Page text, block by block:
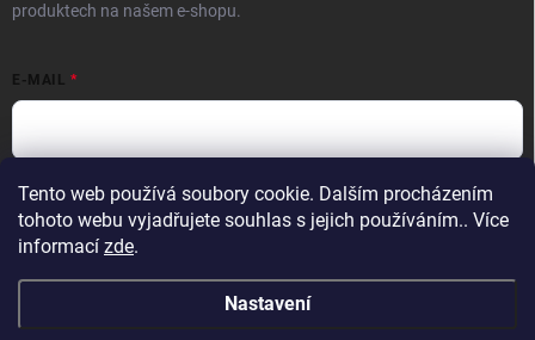
Tento web používá soubory cookie. Dalším procházením
tohoto webu vyjadřujete souhlas s jejich používáním.. Více
informací zde.
Nastavení
produktech na našem e-shopu.
E-MAIL
Vložením e-mailu souhlasíte spodmínkami ochrany osobních údajů
Přihlásit se